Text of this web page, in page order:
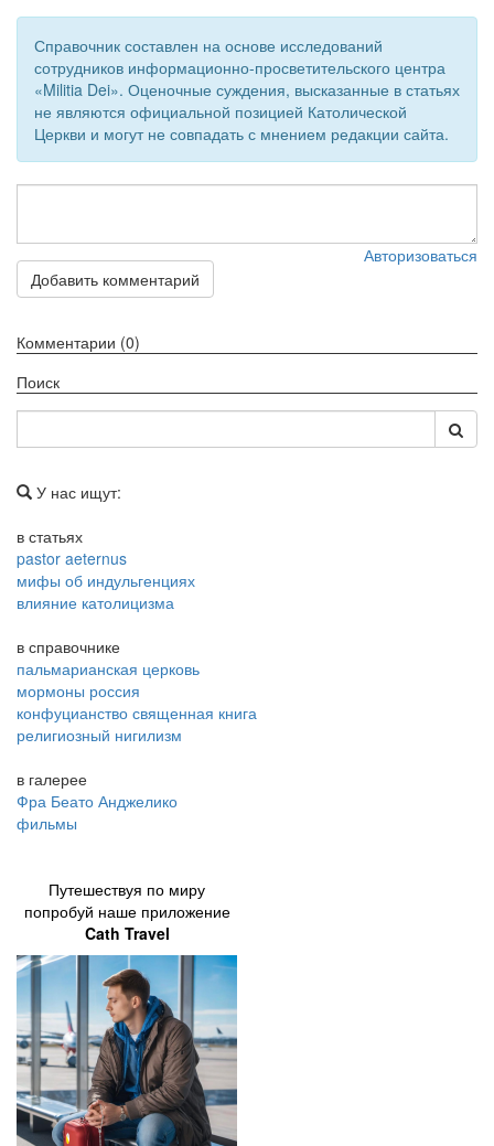
Справочник составлен на основе исследований
сотрудников информационно-просветительского центра
«Militia Dei». Оценочные суждения, высказанные в статьях
не являются официальной позицией Католической
Церкви и могут не совпадать с мнением редакции сайта.
Авторизоваться
Добавить комментарий
Комментарии (0)
Поиск
У нас ищут:
в статьях
pastor aeternus
мифы об индульгенциях
влияние католицизма
в справочнике
пальмарианская церковь
мормоны россия
конфуцианство священная книга
религиозный нигилизм
в галерее
Фра Беато Анджелико
фильмы
Путешествуя по миру
попробуй наше приложение
Cath Travel